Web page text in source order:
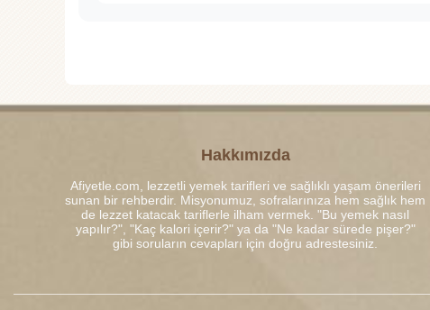
Hakkımızda
Afiyetle.com, lezzetli yemek tarifleri ve sağlıklı yaşam önerileri
sunan bir rehberdir. Misyonumuz, sofralarınıza hem sağlık hem
de lezzet katacak tariflerle ilham vermek. "Bu yemek nasıl
yapılır?", "Kaç kalori içerir?" ya da "Ne kadar sürede pişer?"
gibi soruların cevapları için doğru adrestesiniz.